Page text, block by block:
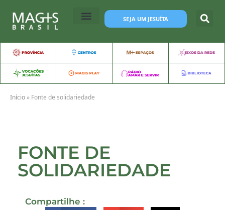
SEJA UM JESUÍTA
Início » Fonte de solidariedade
FONTE DE
SOLIDARIEDADE
Compartilhe :